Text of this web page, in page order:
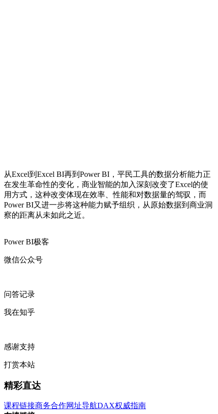
从Excel到Excel BI再到Power BI，平民工具的数据分析能力正
在发生革命性的变化，商业智能的加入深刻改变了Excel的使
用方式，这种改变体现在效率、性能和对数据量的驾驭，而
Power BI又进一步将这种能力赋予组织，从原始数据到商业洞
察的距离从未如此之近。
Power BI极客
微信公众号
问答记录
我在知乎
感谢支持
打赏本站
精彩直达
课程链接商务合作网址导航DAX权威指南